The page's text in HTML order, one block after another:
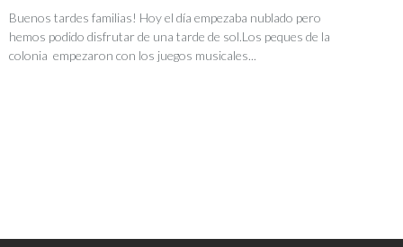
Buenos tardes familias! Hoy el día empezaba nublado pero
hemos podido disfrutar de una tarde de sol.Los peques de la
colonia empezaron con los juegos musicales...